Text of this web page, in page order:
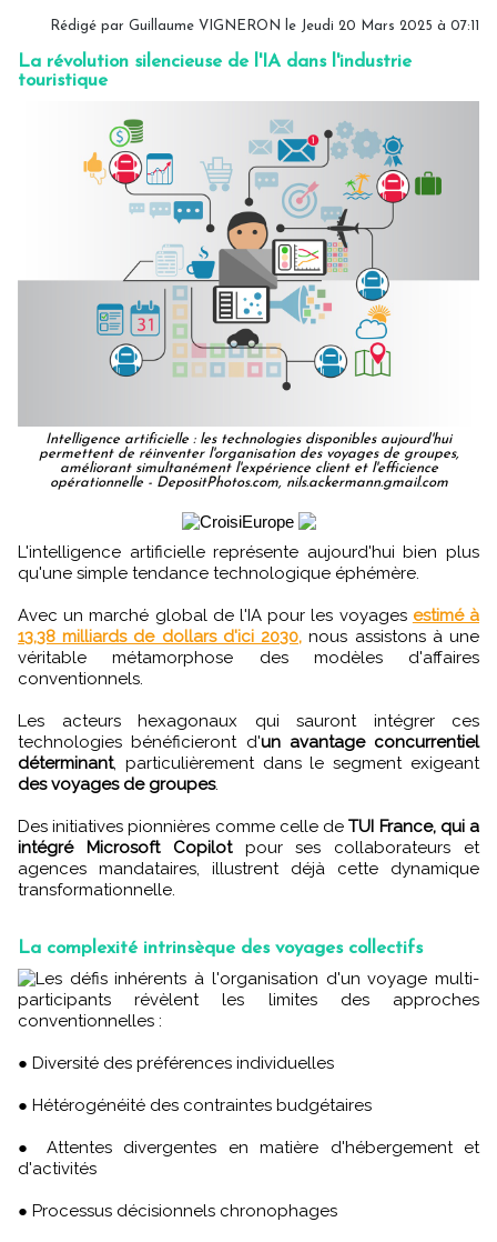
Rédigé par Guillaume VIGNERON le Jeudi 20 Mars 2025 à 07:11
La révolution silencieuse de l'IA dans l'industrie
touristique
Intelligence artificielle : les technologies disponibles aujourd'hui
permettent de réinventer l'organisation des voyages de groupes,
améliorant simultanément l'expérience client et l'efficience
opérationnelle - DepositPhotos.com, nils.ackermann.gmail.com
L'intelligence artificielle représente aujourd'hui bien plus
qu'une simple tendance technologique éphémère.
Avec un marché global de l'IA pour les voyages estimé à
13,38 milliards de dollars d'ici 2030, nous assistons à une
véritable métamorphose des modèles d'affaires
conventionnels.
Les acteurs hexagonaux qui sauront intégrer ces
technologies bénéficieront d'un avantage concurrentiel
déterminant, particulièrement dans le segment exigeant
des voyages de groupes.
Des initiatives pionnières comme celle deTUI France, qui a
intégré Microsoft Copilotpour ses collaborateurs et
agences mandataires, illustrent déjà cette dynamique
transformationnelle.
La complexité intrinsèque des voyages collectifs
Les défis inhérents à l'organisation d'un voyage multi-
participants révèlent les limites des approches
conventionnelles :
● Diversité des préférences individuelles
● Hétérogénéité des contraintes budgétaires
● Attentes divergentes en matière d'hébergement et
d'activités
● Processus décisionnels chronophages